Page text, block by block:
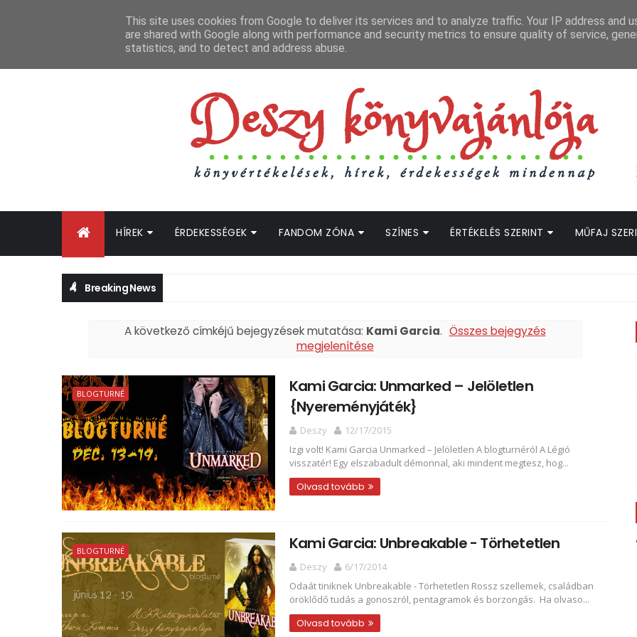
HÍREK ÉRDEKESSÉGEK FANDOM ZÓNA SZÍNES ÉRTÉKELÉS SZERINT MŰFAJ
Breaking News
A következő címkéjű bejegyzések mutatása: Kami Garcia. Összes bejegyzés
megjelenítése
BLOGTURNÉ
Kami Garcia: Unmarked – Jelöletlen
{Nyereményjáték}
Deszy
12/17/2015
Izgi volt! Kami Garcia Unmarked – Jelöletlen A blogturnéról A Légió
visszatér! Egy elszabadult démonnal, aki mindent megtesz, hog...
Olvasd tovább
BLOGTURNÉ Kami Garcia: Unbreakable - Törhetetlen
Deszy
6/17/2014
Odaát tiniknek Unbreakable - Törhetetlen Rossz szellemek, családban
öröklődő tudás a gonoszról, pentagramok és borzongás. Ha olvaso...
Olvasd tovább
This site uses cookies from Google to deliver its services and to analyze traffic. Your IP address and
are shared with Google along with performance and security metrics to ensure quality of service,
statistics, and to detect and address abuse.